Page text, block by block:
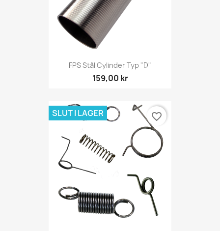
FPS Stål Cylinder Typ "D"
159,00 kr
SLUT I LAGER favorite_border